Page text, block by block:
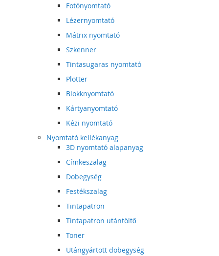
Fotónyomtató
Lézernyomtató
Mátrix nyomtató
Szkenner
Tintasugaras nyomtató
Plotter
Blokknyomtató
Kártyanyomtató
Kézi nyomtató
Nyomtató kellékanyag
3D nyomtató alapanyag
Címkeszalag
Dobegység
Festékszalag
Tintapatron
Tintapatron utántöltő
Toner
Utángyártott dobegység